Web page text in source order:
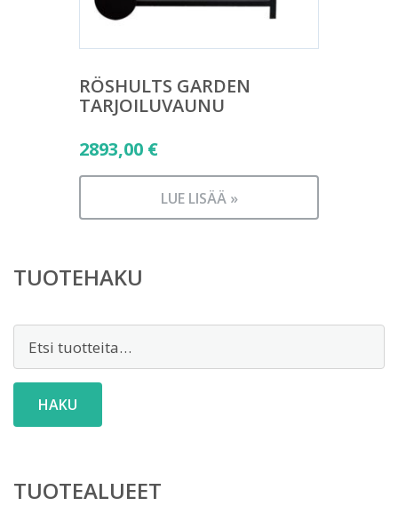
RÖSHULTS GARDEN
TARJOILUVAUNU
2893,00 €
LUE LISÄÄ »
TUOTEHAKU
HAKU
TUOTEALUEET